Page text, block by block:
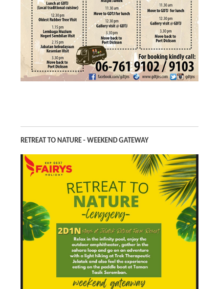
RETREAT TO NATURE - WEEKEND GATEWAY